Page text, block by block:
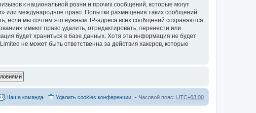
к национальной розни и прочих сообщений, которые могут
или международное право. Попытки размещения таких сообщений
если мы сочтём это нужным. IP-адреса всех сообщений сохраняются
имеют право удалить, отредактировать, перенести или
будет храниться в базе данных. Хотя эта информация не будет
не может быть ответственна за действия хакеров, которые
Часовой пояс: UTC+03:00
Удалить cookies конференции
Наша команда